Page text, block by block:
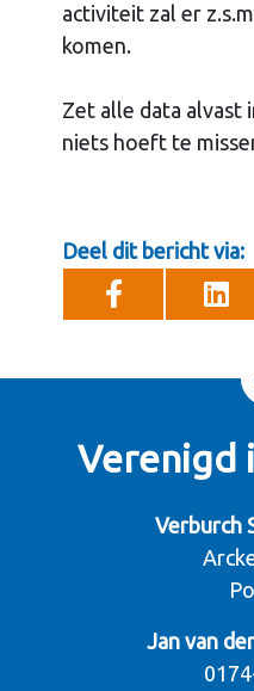
activiteit zal er
komen.
Zet alle data alvast
niets hoeft te
Deel dit bericht via:
Verenigd
Verburch
Jan van